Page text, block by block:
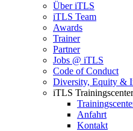
Über iTLS
iTLS Team
Awards
Trainer
Partner
Jobs @ iTLS
Code of Conduct
Diversity, Equity &
iTLS
Anfahrt
Kontakt